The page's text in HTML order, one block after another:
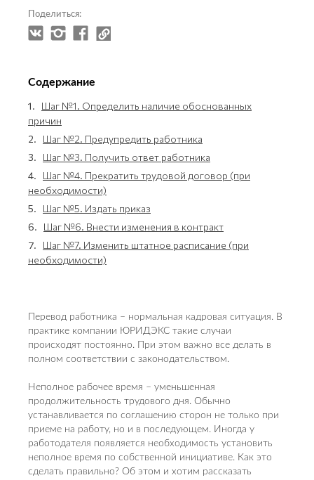
Поделиться:
Содержание
1.
Шаг №1. Определить наличие обоснованных
причин
2.
Шаг №2. Предупредить работника
3.
Шаг №3. Получить ответ работника
4.
Шаг №4. Прекратить трудовой договор (при
необходимости)
5.
Шаг №5. Издать приказ
6.
Шаг №6. Внести изменения в контракт
7.
Шаг №7. Изменить штатное расписание (при
необходимости)
Перевод работника – нормальная кадровая ситуация. В
практике компании ЮРИДЭКС такие случаи
происходят постоянно. При этом важно все делать в
полном соответствии с законодательством.
Неполное рабочее время – уменьшенная
продолжительность трудового дня. Обычно
устанавливается по соглашению сторон не только при
приеме на работу, но и в последующем. Иногда у
работодателя появляется необходимость установить
неполное время по собственной инициативе. Как это
сделать правильно? Об этом и хотим рассказать